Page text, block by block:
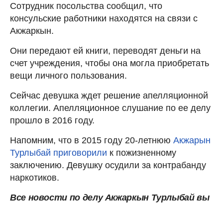
Сотрудник посольства сообщил, что
консульские работники находятся на связи с
Акжаркын.
Они передают ей книги, переводят деньги на
счет учреждения, чтобы она могла приобретать
вещи личного пользования.
Сейчас девушка ждет решение апелляционной
коллегии. Апелляционное слушание по ее делу
прошло в 2016 году.
Напомним, что в 2015 году 20-летнюю Акжарын
Турлыбай приговорили к пожизненному
заключению. Девушку осудили за контрабанду
наркотиков.
Все новости по делу Акжаркын Турлыбай вы